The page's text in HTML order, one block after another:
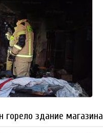
горело здание магазина